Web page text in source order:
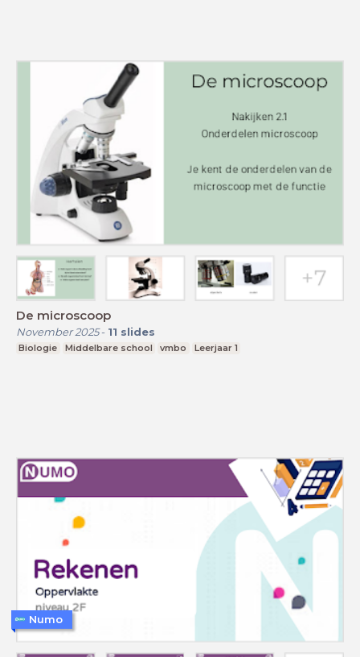
De microscoop
November 2025- 11 slides
Biologie Middelbare school vmbo Leerjaar 1
Numo